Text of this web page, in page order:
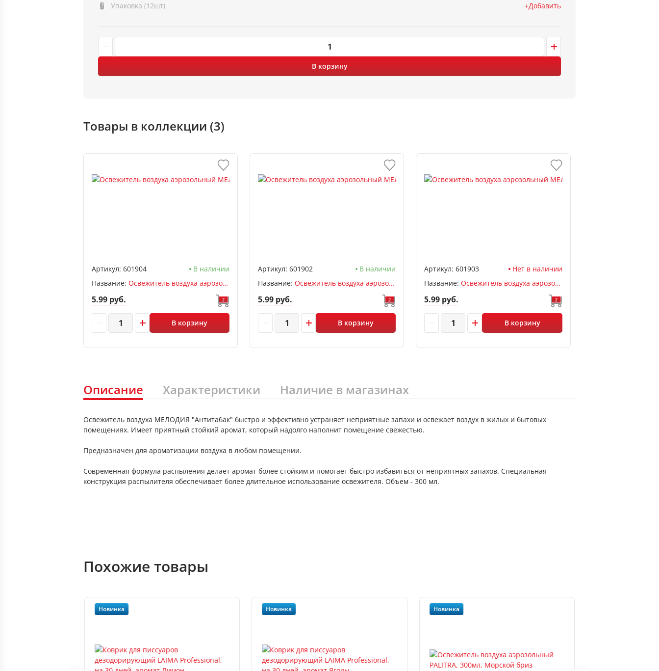
Упаковка (12шт) Добавить
В корзину
Товары в коллекции (3)
Артикул: 601904
Название:
Освежитель воздуха аэрозольный МЕЛОДИЯ, 300мл, Горный
В наличии
5.99 руб. 2
В корзину
Артикул: 601902
Название:
Освежитель воздуха аэрозольный МЕЛОДИЯ, 300мл, Лимон
В наличии
5.99 руб. 2
В корзину
Артикул: 601903
Название:
Освежитель воздуха аэрозольный МЕЛОДИЯ, 300мл, Морской
Нет в наличии
5.99 руб. 2
В корзину
Описание Характеристики Наличие в магазинах
Освежитель воздуха МЕЛОДИЯ "Антитабак" быстро и эффективно устраняет неприятные запахи и освежает воздух в жилых и бытовых
помещениях. Имеет приятный стойкий аромат, который надолго наполнит помещение свежестью.
Предназначен для ароматизации воздуха в любом помещении.
Современная формула распыления делает аромат более стойким и помогает быстро избавиться от неприятных запахов. Специальная
конструкция распылителя обеспечивает более длительное использование освежителя. Объем - 300 мл.
Похожие товары
Новинка Новинка Новинка